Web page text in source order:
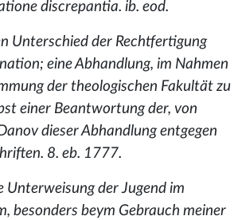
discrepantia. ib. eod.
Unterschied der Rechtfertigung
eine Abhandlung, im Nahmen
der theologischen Fakultät zu
einer Beantwortung der, von
dieser Abhandlung entgegen
8. eb. 1777.
Unterweisung der Jugend im
besonders beym Gebrauch meiner